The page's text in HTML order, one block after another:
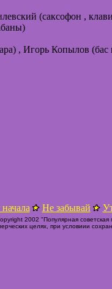
(саксофон ,
, Игорь Копылов
Не забывай
2002 "Популярная советская
целях, при условиии